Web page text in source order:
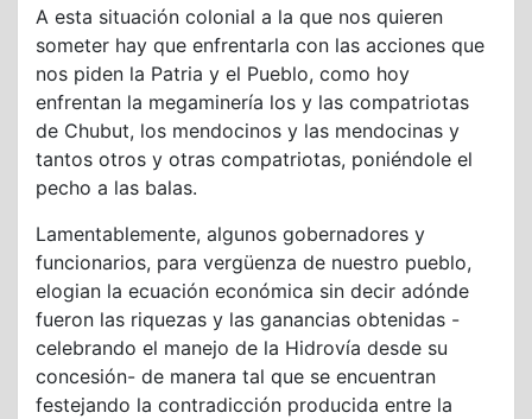
A esta situación colonial a la que nos quieren
someter hay que enfrentarla con las acciones que
nos piden la Patria y el Pueblo, como hoy
enfrentan la megaminería los y las compatriotas
de Chubut, los mendocinos y las mendocinas y
tantos otros y otras compatriotas, poniéndole el
pecho a las balas.
Lamentablemente, algunos gobernadores y
funcionarios, para vergüenza de nuestro pueblo,
elogian la ecuación económica sin decir adónde
fueron las riquezas y las ganancias obtenidas -
celebrando el manejo de la Hidrovía desde su
concesión- de manera tal que se encuentran
festejando la contradicción producida entre la